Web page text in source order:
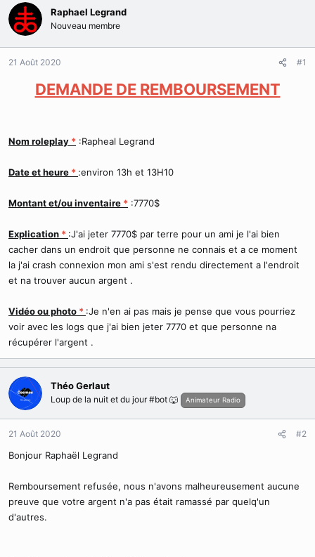
t
e
u
d
c
s
o
é
b
Raphael Legrand
Nouveau membre
21 Août 2020 #1
DEMANDE DE REMBOURSEMENT
Nom roleplay * :Rapheal Legrand
Date et heure * :environ 13h et 13H10
Montant et/ou inventaire * :7770$
Explication * :J'ai jeter 7770$ par terre pour un ami je l'ai bien
cacher dans un endroit que personne ne connais et a ce moment
la j'ai crash connexion mon ami s'est rendu directement a l'endroit
et na trouver aucun argent .
Vidéo ou photo * :Je n'en ai pas mais je pense que vous pourriez
voir avec les logs que j'ai bien jeter 7770 et que personne na
récupérer l'argent .
Théo Gerlaut
Loup de la nuit et du jour #bot 🐺 Animateur Radio
21 Août 2020 #2
Bonjour Raphaël Legrand
Remboursement refusée, nous n'avons malheureusement aucune
preuve que votre argent n'a pas était ramassé par quelq'un
d'autres.